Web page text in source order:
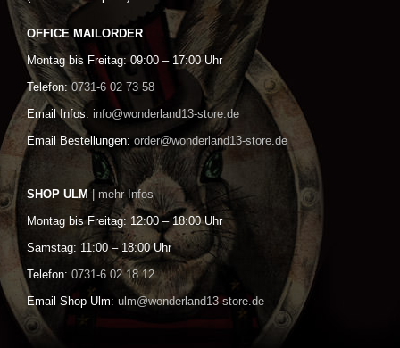
OFFICE MAILORDER
Montag bis Freitag: 09:00 – 17:00 Uhr
Telefon: 0731-6 02 73 58
Email Infos: info@wonderland13-store.de
Email Bestellungen: order@wonderland13-store.de
SHOP ULM | mehr Infos
Montag bis Freitag: 12:00 – 18:00 Uhr
Samstag: 11:00 – 18:00 Uhr
Telefon: 0731-6 02 18 12
Email Shop Ulm: ulm@wonderland13-store.de